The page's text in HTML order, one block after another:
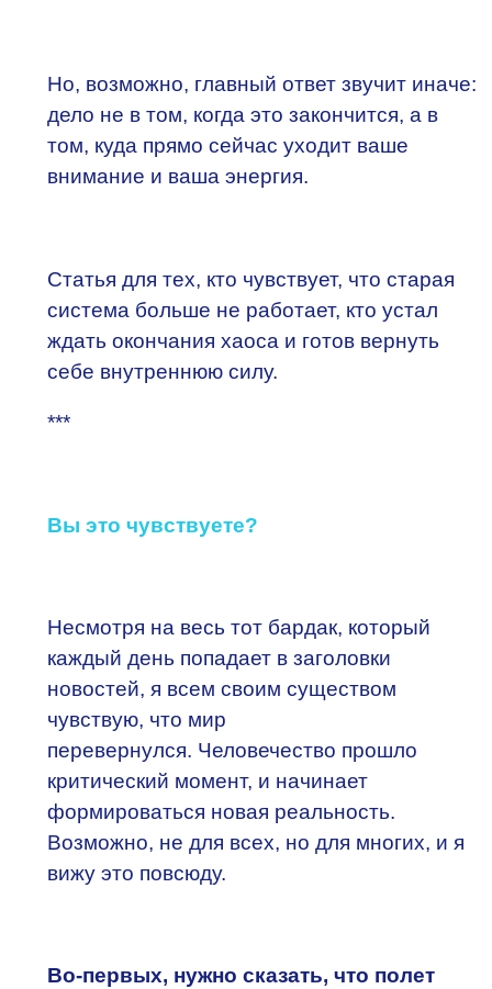
Но, возможно, главный ответ звучит иначе:
дело не в том, когда это закончится, а в
том, куда прямо сейчас уходит ваше
внимание и ваша энергия.
Статья для тех, кто чувствует, что старая
система больше не работает, кто устал
ждать окончания хаоса и готов вернуть
себе внутреннюю силу.
***
Вы это чувствуете?
Несмотря на весь тот бардак, который
каждый день попадает в заголовки
новостей, я всем своим существом
чувствую, что мир
перевернулся. Человечество прошло
критический момент, и начинает
формироваться новая реальность.
Возможно, не для всех, но для многих, и я
вижу это повсюду.
Во-первых, нужно сказать, что полет